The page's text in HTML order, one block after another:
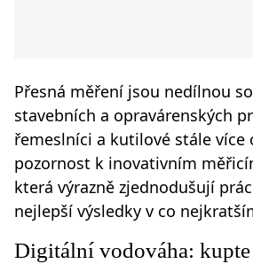
Přesná měření jsou nedílnou
stavebních a opravárenských
řemeslníci a kutilové stále více
pozornost k inovativním
která výrazně zjednodušují
nejlepší výsledky v co
Digitální vodováha: